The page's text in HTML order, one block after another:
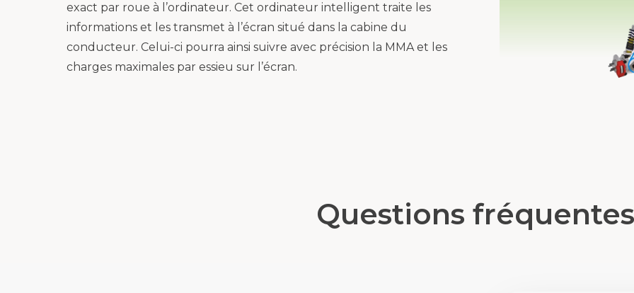
exact par roue à l’ordinateur. Cet ordinateur intelligent traite les
informations et les transmet à l’écran situé dans la cabine du
conducteur. Celui-ci pourra ainsi suivre avec précision la MMA et les
charges maximales par essieu sur l’écran.
Questions fréquentes